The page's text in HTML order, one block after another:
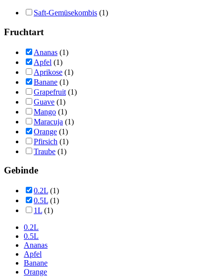
Saft-Gemüsekombis (1)
Fruchtart
Ananas (1)
Apfel (1)
Aprikose (1)
Banane (1)
Grapefruit (1)
Guave (1)
Mango (1)
Maracuja (1)
Orange (1)
Pfirsich (1)
Traube (1)
Gebinde
0.2L (1)
0.5L (1)
1L (1)
0.2L
0.5L
Ananas
Apfel
Banane
Orange